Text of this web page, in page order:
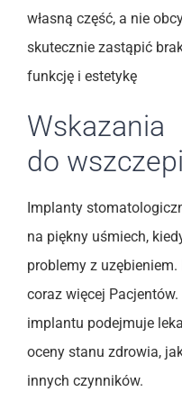
własną część, a nie
skutecznie zastąpić
funkcję i estetykę
Wskazania
do
Implanty
na piękny uśmiech,
problemy z
coraz więcej
implantu podejmuje
oceny stanu zdrowia,
innych czynników.